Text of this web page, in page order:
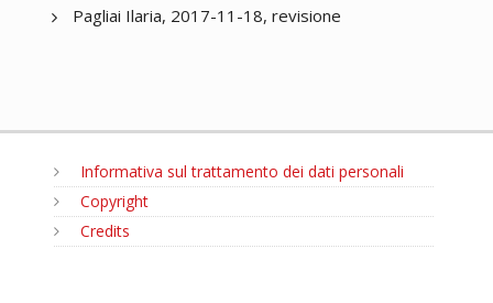
Pagliai Ilaria, 2017-11-18, revisione
Informativa sul trattamento dei dati personali
Copyright
Credits